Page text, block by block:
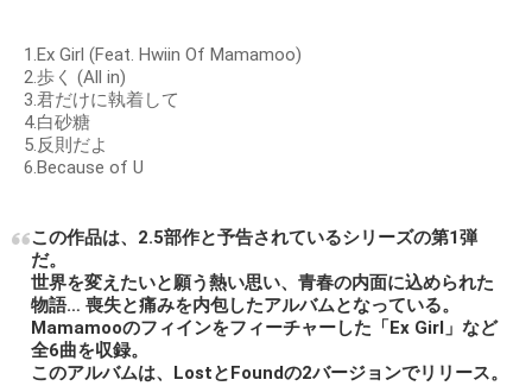
1.Ex Girl (Feat. Hwiin Of Mamamoo)
2.歩く (All in)
3.君だけに執着して
4.白砂糖
5.反則だよ
6.Because of U
この作品は、2.5部作と予告されているシリーズの第1弾
だ。
世界を変えたいと願う熱い思い、青春の内面に込められた
物語… 喪失と痛みを内包したアルバムとなっている。
Mamamooのフィインをフィーチャーした「Ex Girl」など
全6曲を収録。
このアルバムは、LostとFoundの2バージョンでリリース。